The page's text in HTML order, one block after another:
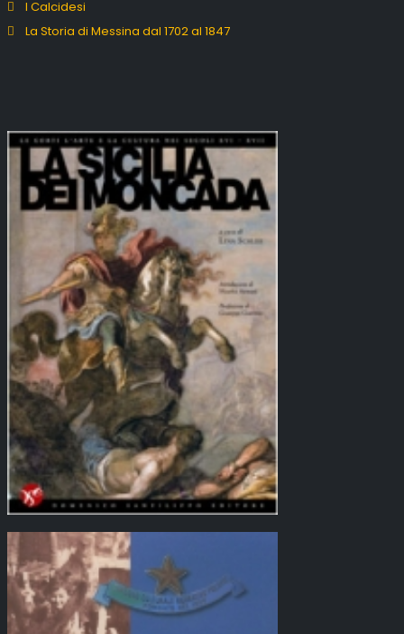
I Calcidesi
La Storia di Messina dal 1702 al 1847